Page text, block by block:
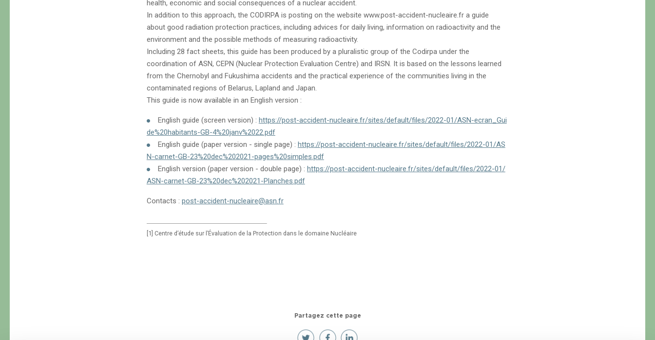
health, economic and social consequences of a nuclear accident.
In addition to this approach, the CODIRPA is posting on the website www.post-accident-nucleaire.fr a guide
about good radiation protection practices, including advices for daily living, information on radioactivity and the
environment and the possible methods of measuring radioactivity.
Including 28 fact sheets, this guide has been produced by a pluralistic group of the Codirpa under the
coordination of ASN, CEPN (Nuclear Protection Evaluation Centre) and IRSN. It is based on the lessons learned
from the Chernobyl and Fukushima accidents and the practical experience of the communities living in the
contaminated regions of Belarus, Lapland and Japan.
This guide is now available in an English version :
English guide (screen version) : https://post-accident-nucleaire.fr/sites/default/files/2022-01/ASN-ecran_Gui
de%20habitants-GB-4%20janv%2022.pdf
English guide (paper version - single page) : https://post-accident-nucleaire.fr/sites/default/files/2022-01/AS
N-carnet-GB-23%20dec%202021-pages%20simples.pdf
English version (paper version - double page) : https://post-accident-nucleaire.fr/sites/default/files/2022-01/
ASN-carnet-GB-23%20dec%202021-Planches.pdf
Contacts : post-accident-nucleaire@asn.fr
[1] Centre d’étude sur l’Évaluation de la Protection dans le domaine Nucléaire
Partagez cette page